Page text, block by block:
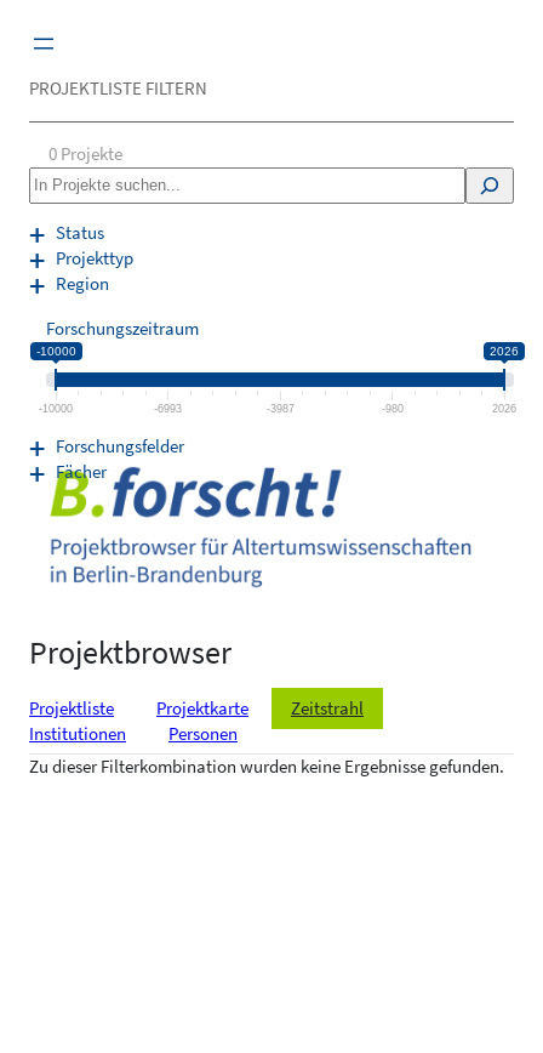
Inhalt
Projektbrowser
Projektliste Projektkarte
Zeitstrahl
Institutionen
Personen
Zu dieser Filterkombination wurden keine Ergebnisse gefunden.
PROJEKTLISTE FILTERN
0 Projekte
S
e
a
r
c
Status
Projekttyp
Region
Forschungszeitraum
-10000 2026
-10000 -6993 -3987 -980 2026
Forschungsfelder
Fächer